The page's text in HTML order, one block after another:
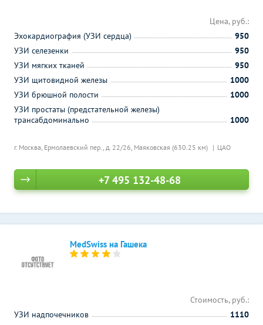
г. Москва, Ермолаевский пер., д. 22/26, Маяковская (630.25 км) ЦАО
Цена, руб.:
Эхокардиография (УЗИ сердца)
950
УЗИ селезенки
950
УЗИ мягких тканей
950
УЗИ щитовидной железы
1000
УЗИ брюшной полости
1000
УЗИ простаты (предстательной железы)
трансабдоминально
1000
+7 495 132-48-68
MedSwiss на Гашека
Стоимость, руб.:
УЗИ надпочечников
1110